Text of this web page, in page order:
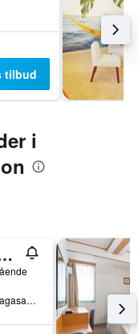
tilbud
i
Nagasaki
1-22 Oura-machi, Nagasaki, Japan